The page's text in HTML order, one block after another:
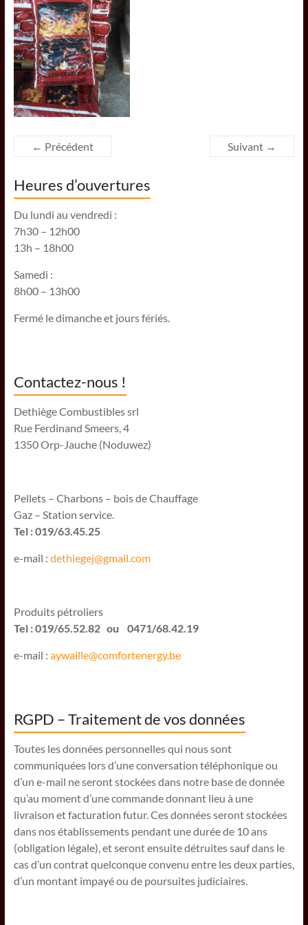
← Précédent Suivant →
Heures d’ouvertures
Du lundi au vendredi :
7h30 – 12h00
13h – 18h00
Samedi :
8h00 – 13h00
Fermé le dimanche et jours fériés.
Contactez-nous !
Dethiège Combustibles srl
Rue Ferdinand Smeers, 4
1350 Orp-Jauche (Noduwez)
Pellets – Charbons – bois de Chauffage
Gaz – Station service.
Tel : 019/63.45.25
e-mail : dethiegej@gmail.com
Produits pétroliers
Tel : 019/65.52.82 ou 0471/68.42.19
e-mail : aywaille@comfortenergy.be
RGPD – Traitement de vos données
Toutes les données personnelles qui nous sont
communiquées lors d’une conversation téléphonique ou
d’un e-mail ne seront stockées dans notre base de donnée
qu’au moment d’une commande donnant lieu à une
livraison et facturation futur. Ces données seront stockées
dans nos établissements pendant une durée de 10 ans
(obligation légale), et seront ensuite détruites sauf dans le
cas d’un contrat quelconque convenu entre les deux parties,
d’un montant impayé ou de poursuites judiciaires.